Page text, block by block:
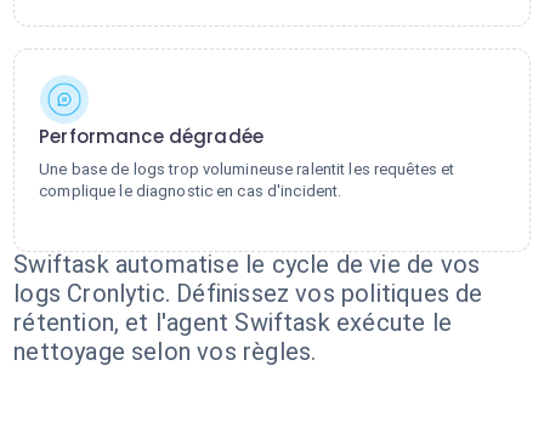
Performance dégradée
Une base de logs trop volumineuse ralentit les requêtes et
complique le diagnostic en cas d'incident.
Swiftask automatise le cycle de vie de vos
logs Cronlytic. Définissez vos politiques de
rétention, et l'agent Swiftask exécute le
nettoyage selon vos règles.